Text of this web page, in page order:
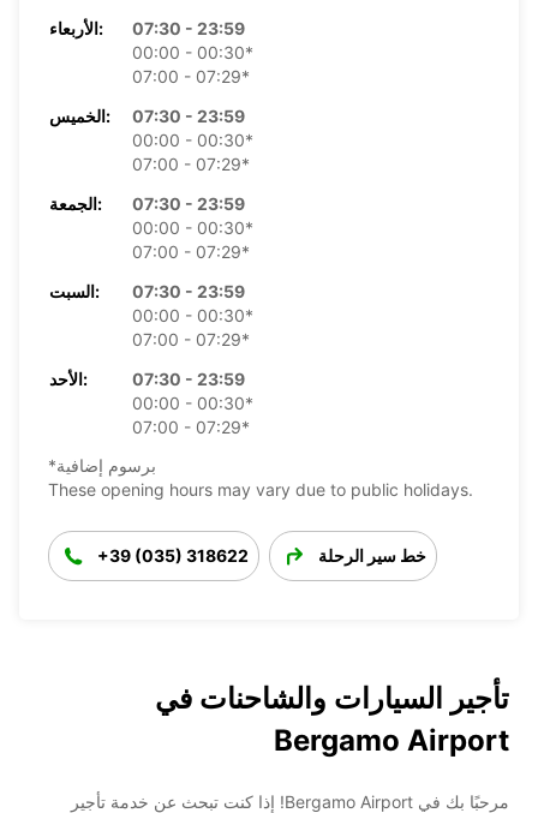
الأربعاء:
07:30 - 23:59
00:00 - 00:30*
07:00 - 07:29*
الخميس:
07:30 - 23:59
00:00 - 00:30*
07:00 - 07:29*
الجمعة:
07:30 - 23:59
00:00 - 00:30*
07:00 - 07:29*
السبت:
07:30 - 23:59
00:00 - 00:30*
07:00 - 07:29*
الأحد:
07:30 - 23:59
00:00 - 00:30*
07:00 - 07:29*
*برسوم إضافية
These opening hours may vary due to public holidays.
+39 (035) 318622 خط سير الرحلة
تأجير السيارات والشاحنات في
Bergamo Airport
مرحبًا بك في Bergamo Airport! إذا كنت تبحث عن خدمة تأجير